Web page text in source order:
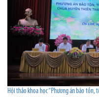
Hội thảo khoa học “Phương án bảo tồn,